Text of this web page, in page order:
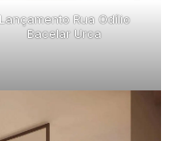
Lançamento Rua Odílio
Bacelar Urca